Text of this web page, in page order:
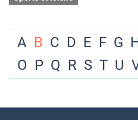
A B C D E F G
O P Q R S T U